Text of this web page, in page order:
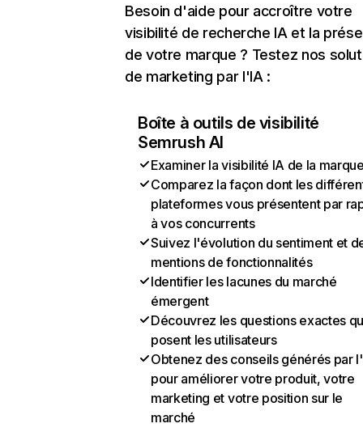
Besoin d'aide pour accroître votre
visibilité de recherche IA et la
de votre marque ? Testez nos
de marketing par l'IA :
Boîte à outils de visibilité
Semrush AI
Examiner la visibilité IA de la
Comparez la façon dont les
plateformes vous présentent par
à vos concurrents
Suivez l'évolution du sentiment et
mentions de fonctionnalités
Identifier les lacunes du marché
émergent
Découvrez les questions exactes
posent les utilisateurs
Obtenez des conseils générés par
pour améliorer votre produit, votre
marketing et votre position sur le
marché